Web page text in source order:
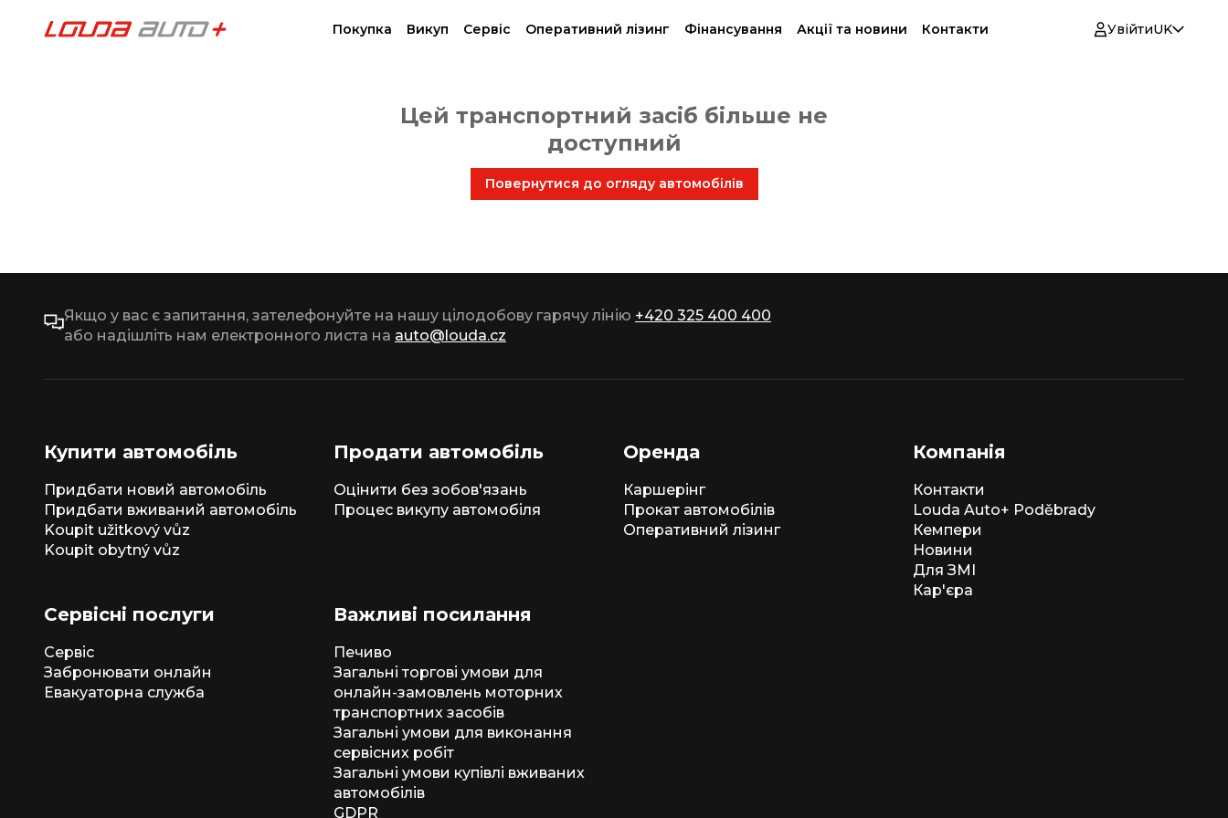
Покупка Викуп Сервіс Oперативний лізинг Фінансування Акції та новини Контакти УвійтиUK
Цей транспортний засіб більше не
доступний
Повернутися до огляду автомобілів
Якщо у вас є запитання, зателефонуйте на нашу цілодобову гарячу лінію +420 325 400 400
або надішліть нам електронного листа на auto@louda.cz
Купити автомобіль
Придбати новий автомобіль
Придбати вживаний автомобіль
Koupit užitkový vůz
Koupit obytný vůz
Продати автомобіль
Оцінити без зобов'язань
Процес викупу автомобіля
Оренда
Каршерінг
Прокат автомобілів
Оперативний лізинг
Компанія
Контакти
Louda Auto+ Poděbrady
Кемпери
Новини
Для ЗМІ
Кар'єра
Сервісні послуги
Сервіс
Забронювати онлайн
Евакуаторна служба
Важливі посилання
Печиво
Загальні торгові умови для
онлайн-замовлень моторних
транспортних засобів
Загальні умови для виконання
сервісних робіт
Загальні умови купівлі вживаних
автомобілів
GDPR